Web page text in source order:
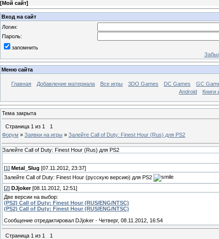
[Мой сайт]
Вход на сайт
Логин:
Пароль:
запомнить
Меню сайта
Главная Добавление материала Все игры 3DO Games DC Games
GC
Android
Книги
Тема закрыта
Страница 1 из 1
1
Форум » Заявки на игры » Залейте Call of Duty: Finest Hour (Rus) для PS2
Залейте Call of Duty: Finest Hour (Rus) для PS2
[1 ] Metal_Slug [07.11.2012, 23:37]
Залейте Call of Duty: Finest Hour (русскую версию) для PS2
[2] DJjoker[08.11.2012, 12:51]
Две версии на выбор:
(PS2) Call of Duty: Finest Hour (RUS/ENG/NTSC)
(PS2) Call of Duty: Finest Hour (RUS/ENG/NTSC)
Сообщение отредактировал DJjoker - Четверг, 08.11.2012, 16:54
Страница 1 из 1 1